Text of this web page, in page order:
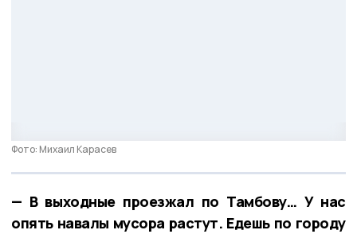
Фото: Михаил Карасев
— В выходные проезжал по Тамбову… У нас
опять навалы мусора растут. Едешь по городу